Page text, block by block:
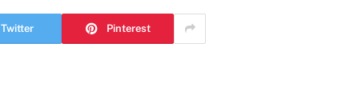
Twitter Pinterest